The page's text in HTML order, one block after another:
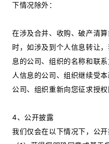
下情况除外：
在涉及合并、收购、破产清
时，如涉及到个人信息转让
息的公司、组织的名称和联
人信息的公司、组织继续受
公司、组织重新向您征求授权
4、公开披露
我们仅会在以下情况下，公开